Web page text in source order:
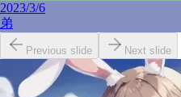
2023/3/6
弟
Previous slide Next slide